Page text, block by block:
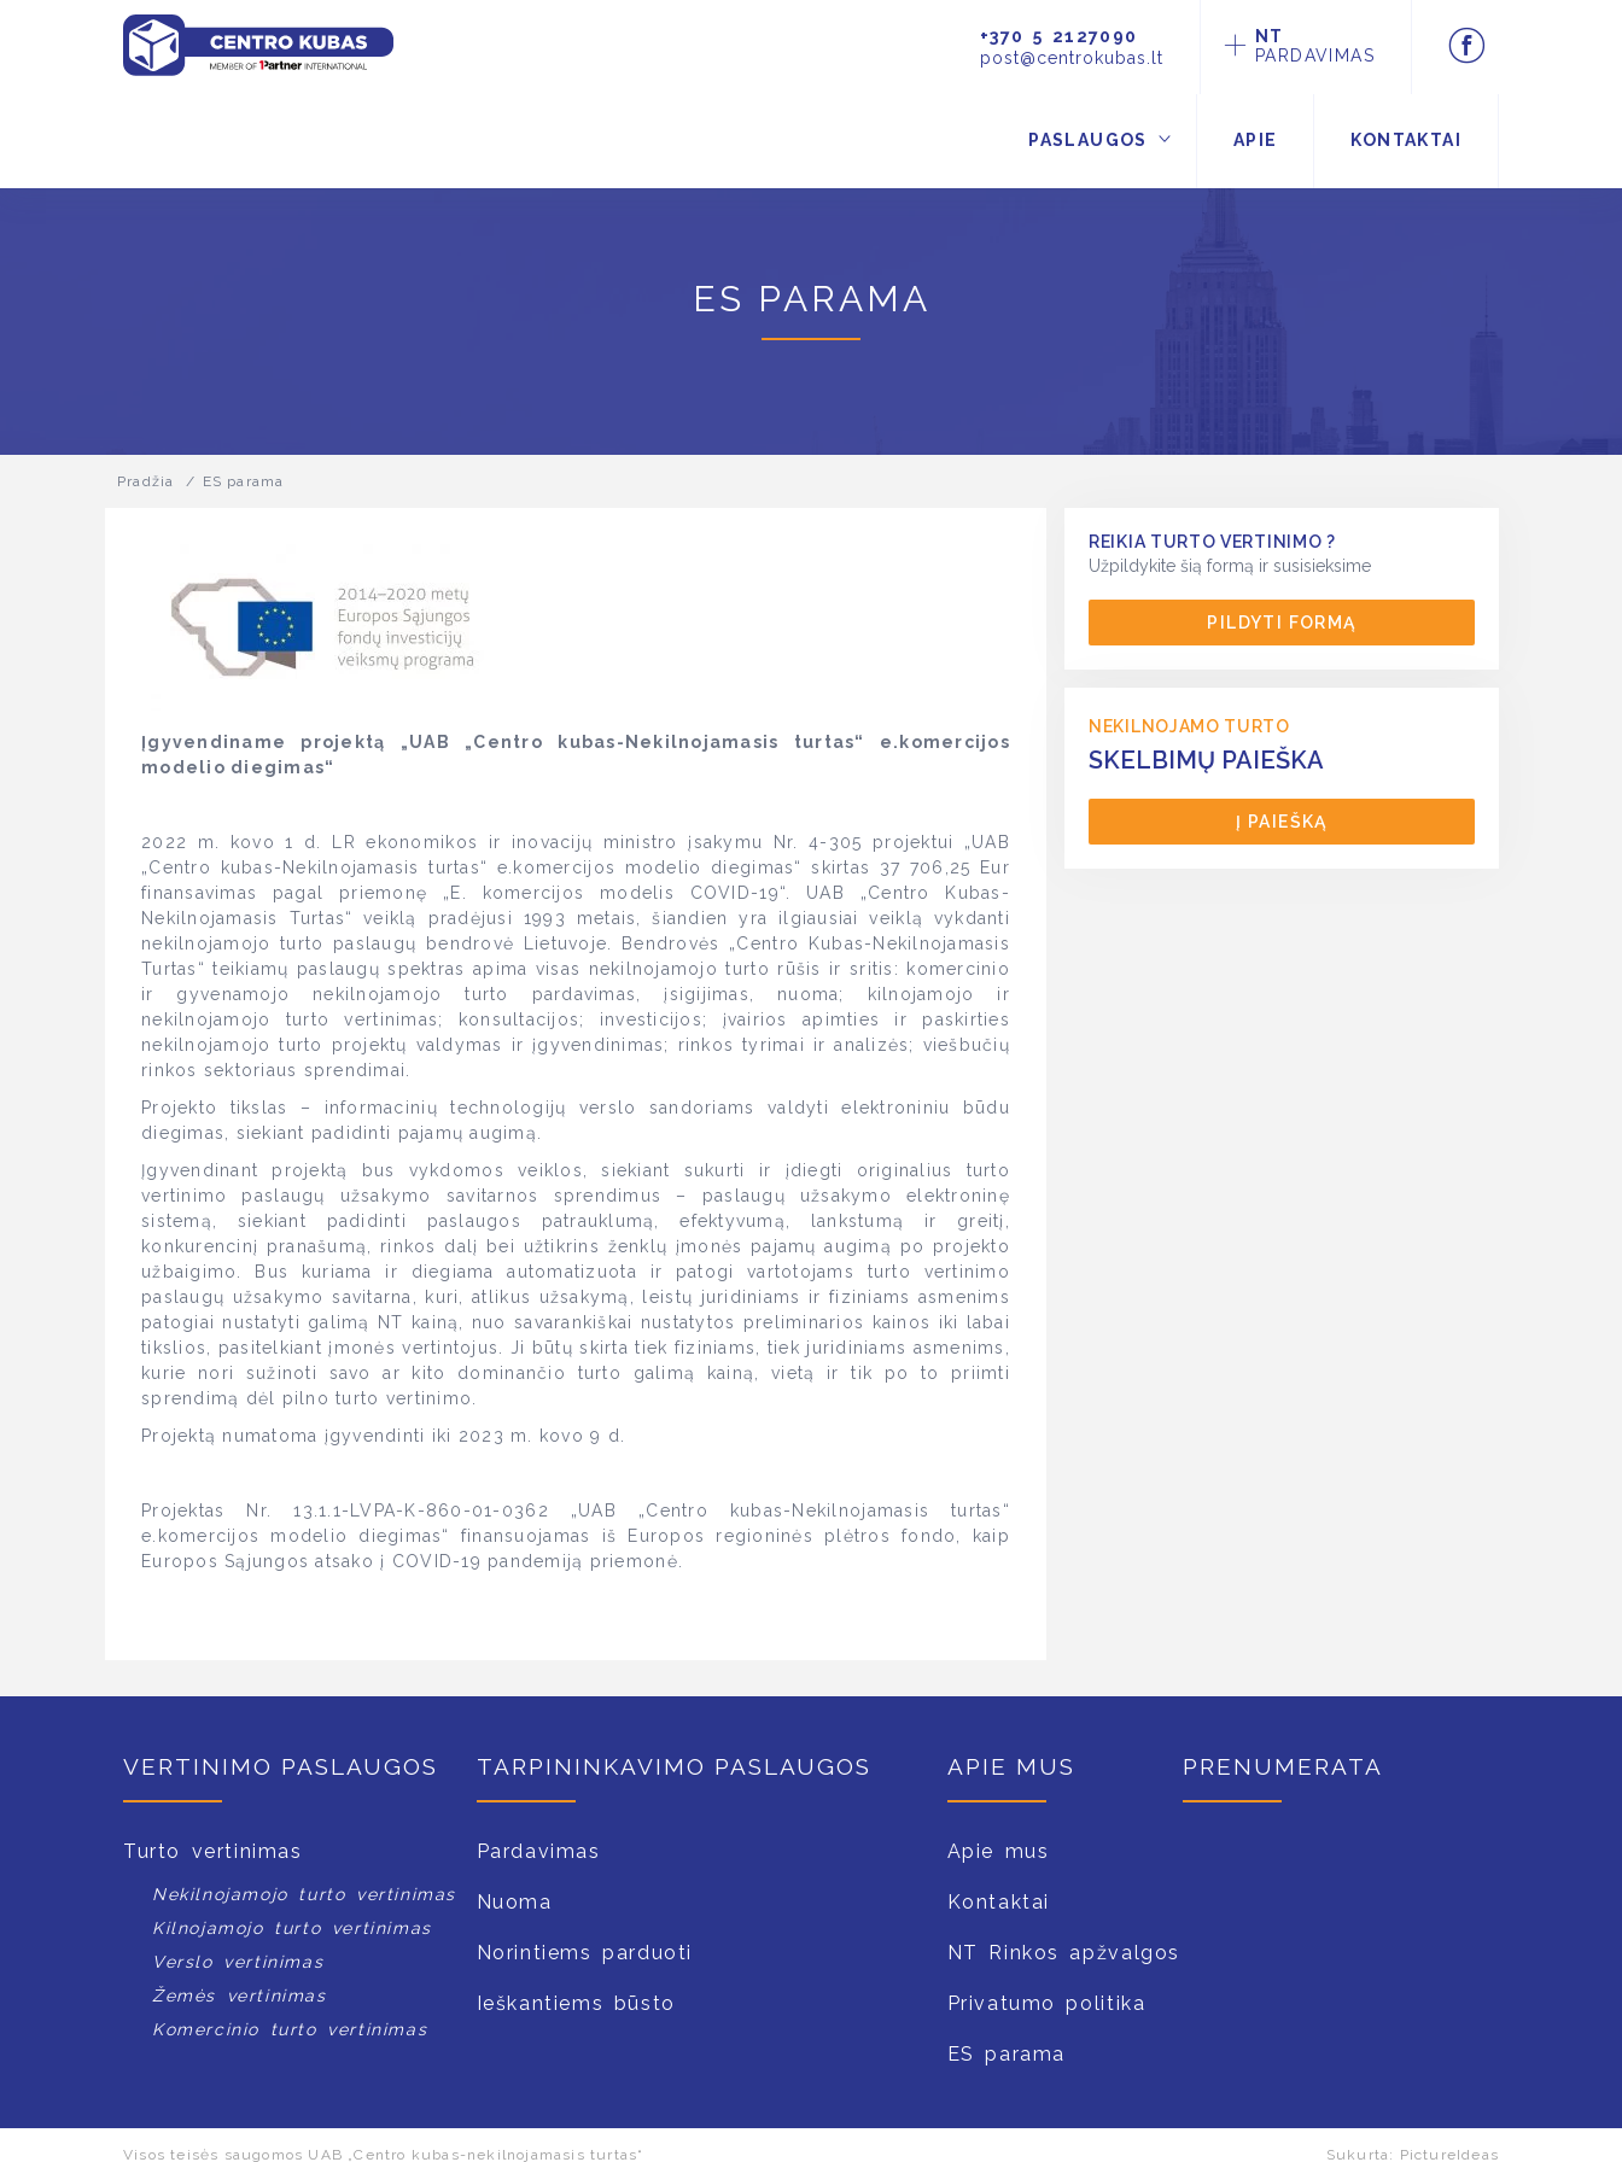
+370 5 2127090
post@centrokubas.lt
NT
PARDAVIMAS
PASLAUGOS APIE KONTAKTAI
ES PARAMA
Pradžia / ES parama
Įgyvendiname projektą „UAB „Centro kubas-Nekilnojamasis turtas“ e.komercijos
modelio diegimas“
2022 m. kovo 1 d. LR ekonomikos ir inovacijų ministro įsakymu Nr. 4-305 projektui „UAB
„Centro kubas-Nekilnojamasis turtas“ e.komercijos modelio diegimas“ skirtas 37 706,25 Eur
finansavimas pagal priemonę „E. komercijos modelis COVID-19“. UAB „Centro Kubas-
Nekilnojamasis Turtas“ veiklą pradėjusi 1993 metais, šiandien yra ilgiausiai veiklą vykdanti
nekilnojamojo turto paslaugų bendrovė Lietuvoje. Bendrovės „Centro Kubas-Nekilnojamasis
Turtas“ teikiamų paslaugų spektras apima visas nekilnojamojo turto rūšis ir sritis: komercinio
ir gyvenamojo nekilnojamojo turto pardavimas, įsigijimas, nuoma; kilnojamojo ir
nekilnojamojo turto vertinimas; konsultacijos; investicijos; įvairios apimties ir paskirties
nekilnojamojo turto projektų valdymas ir įgyvendinimas; rinkos tyrimai ir analizės; viešbučių
rinkos sektoriaus sprendimai.
Projekto tikslas – informacinių technologijų verslo sandoriams valdyti elektroniniu būdu
diegimas, siekiant padidinti pajamų augimą.
Įgyvendinant projektą bus vykdomos veiklos, siekiant sukurti ir įdiegti originalius turto
vertinimo paslaugų užsakymo savitarnos sprendimus – paslaugų užsakymo elektroninę
sistemą, siekiant padidinti paslaugos patrauklumą, efektyvumą, lankstumą ir greitį,
konkurencinį pranašumą, rinkos dalį bei užtikrins ženklų įmonės pajamų augimą po projekto
užbaigimo. Bus kuriama ir diegiama automatizuota ir patogi vartotojams turto vertinimo
paslaugų užsakymo savitarna, kuri, atlikus užsakymą, leistų juridiniams ir fiziniams asmenims
patogiai nustatyti galimą NT kainą, nuo savarankiškai nustatytos preliminarios kainos iki labai
tikslios, pasitelkiant įmonės vertintojus. Ji būtų skirta tiek fiziniams, tiek juridiniams asmenims,
kurie nori sužinoti savo ar kito dominančio turto galimą kainą, vietą ir tik po to priimti
sprendimą dėl pilno turto vertinimo.
Projektą numatoma įgyvendinti iki 2023 m. kovo 9 d.
Projektas Nr. 13.1.1-LVPA-K-860-01-0362 „UAB „Centro kubas-Nekilnojamasis turtas“
e.komercijos modelio diegimas“ finansuojamas iš Europos regioninės plėtros fondo, kaip
Europos Sąjungos atsako į COVID-19 pandemiją priemonė.
REIKIA TURTO VERTINIMO ?
Užpildykite šią formą ir susisieksime
PILDYTI FORMĄ
NEKILNOJAMO TURTO
SKELBIMŲ PAIEŠKA
Į PAIEŠKĄ
VERTINIMO PASLAUGOS
Turto vertinimas
Nekilnojamojo turto vertinimas
Kilnojamojo turto vertinimas
Verslo vertinimas
Žemės vertinimas
Komercinio turto vertinimas
TARPININKAVIMO PASLAUGOS
Pardavimas
Nuoma
Norintiems parduoti
Ieškantiems būsto
APIE MUS
Apie mus
Kontaktai
NT Rinkos apžvalgos
Privatumo politika
ES parama
PRENUMERATA
Visos teisės saugomos UAB „Centro kubas-nekilnojamasis turtas“ Sukurta: PictureIdeas